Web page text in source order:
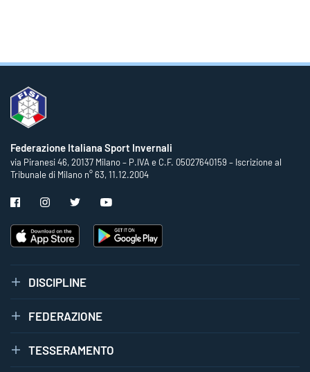
Federazione Italiana Sport Invernali
via Piranesi 46, 20137 Milano – P.IVA e C.F. 05027640159 – Iscrizione al
Tribunale di Milano n° 63, 11.12.2004
DISCIPLINE
FEDERAZIONE
TESSERAMENTO